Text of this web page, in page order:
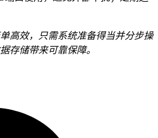
高效，只需系统准备得当并分步操
存储带来可靠保障。